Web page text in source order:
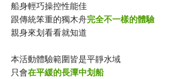
船身輕巧操控性能佳
跟傳統笨重的獨木舟完全不一樣的體驗
親身來划看看就知道
本活動體驗範圍皆是平靜水域
只會在平緩的長潭中划船